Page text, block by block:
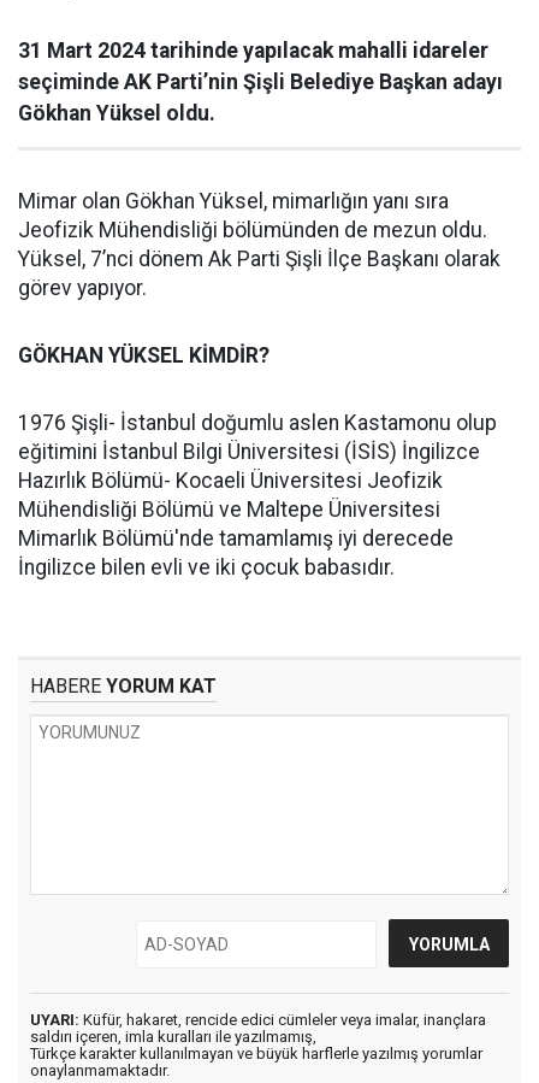
31 Mart 2024 tarihinde yapılacak mahalli idareler
seçiminde AK Parti’nin Şişli Belediye Başkan adayı
Gökhan Yüksel oldu.
Mimar olan Gökhan Yüksel, mimarlığın yanı sıra
Jeofizik Mühendisliği bölümünden de mezun oldu.
Yüksel, 7’nci dönem Ak Parti Şişli İlçe Başkanı olarak
görev yapıyor.
GÖKHAN YÜKSEL KİMDİR?
1976 Şişli- İstanbul doğumlu aslen Kastamonu olup
eğitimini İstanbul Bilgi Üniversitesi (İSİS) İngilizce
Hazırlık Bölümü- Kocaeli Üniversitesi Jeofizik
Mühendisliği Bölümü ve Maltepe Üniversitesi
Mimarlık Bölümü'nde tamamlamış iyi derecede
İngilizce bilen evli ve iki çocuk babasıdır.
HABERE YORUM KAT
UYARI: Küfür, hakaret, rencide edici cümleler veya imalar, inançlara
saldırı içeren, imla kuralları ile yazılmamış,
Türkçe karakter kullanılmayan ve büyük harflerle yazılmış yorumlar
onaylanmamaktadır.